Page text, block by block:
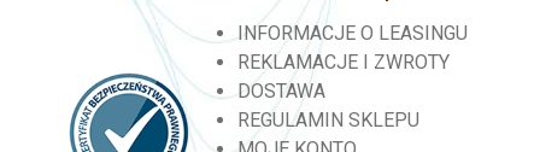
INFORMACJE O LEASINGU
REKLAMACJE I ZWROTY
DOSTAWA
REGULAMIN SKLEPU